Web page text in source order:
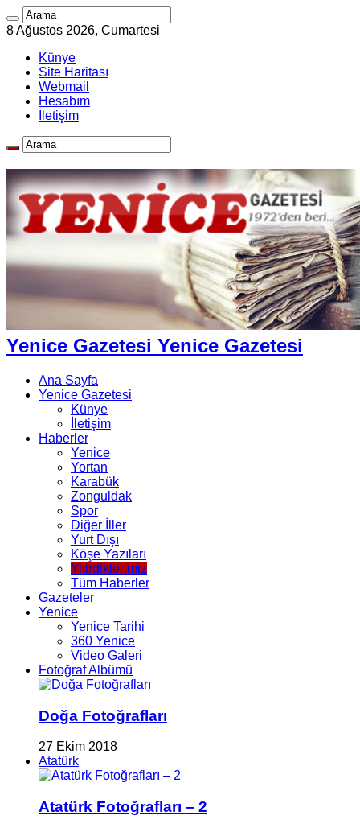
8 Ağustos 2026, Cumartesi
Künye
Site Haritası
Webmail
Hesabım
İletişim
Yenice Gazetesi Yenice Gazetesi
Ana Sayfa
Yenice Gazetesi
Künye
İletişim
Haberler
Yenice
Yortan
Karabük
Zonguldak
Spor
Diğer İller
Yurt Dışı
Köşe Yazıları
Yitirdiklerimiz
Tüm Haberler
Gazeteler
Yenice
Yenice Tarihi
360 Yenice
Video Galeri
Fotoğraf Albümü
Doğa Fotoğrafları
27 Ekim 2018
Atatürk
Atatürk Fotoğrafları – 2